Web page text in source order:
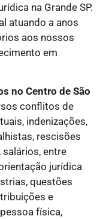
na Grande SP.
atuando a anos
aos nossos
em
no Centro de São
conflitos de
indenizações,
rescisões
entre
jurídica
questões
e
física,